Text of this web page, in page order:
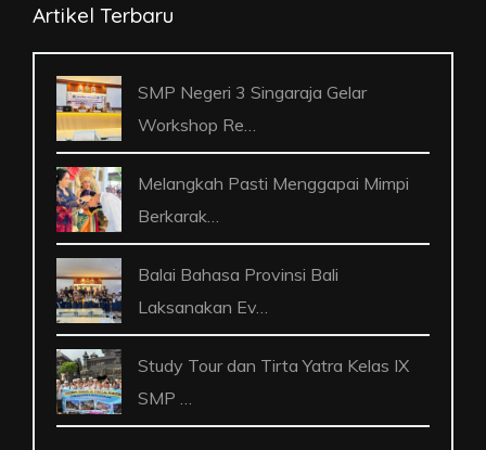
Artikel Terbaru
SMP Negeri 3 Singaraja Gelar
Workshop Re…
Melangkah Pasti Menggapai Mimpi
Berkarak…
Balai Bahasa Provinsi Bali
Laksanakan Ev…
Study Tour dan Tirta Yatra Kelas IX
SMP …